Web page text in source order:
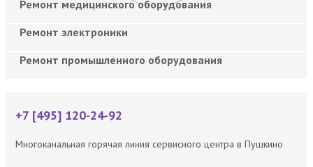
Ремонт медицинского оборудования
Ремонт электроники
Ремонт промышленного оборудования
+7 [495] 120-24-92
Многоканальная горячая линия сервисного центра в Пушкино